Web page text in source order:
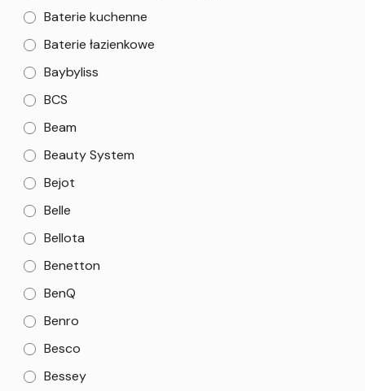
Baterie kuchenne
Baterie łazienkowe
Baybyliss
BCS
Beam
Beauty System
Bejot
Belle
Bellota
Benetton
BenQ
Benro
Besco
Bessey